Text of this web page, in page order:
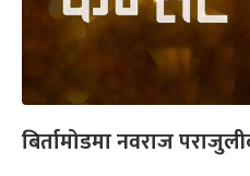
बिर्तामोडमा नवराज